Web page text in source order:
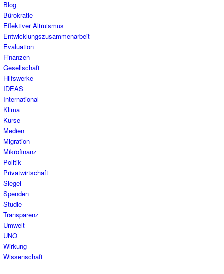
Blog
Bürokratie
Effektiver Altruismus
Entwicklungszusammenarbeit
Evaluation
Finanzen
Gesellschaft
Hilfswerke
IDEAS
International
Klima
Kurse
Medien
Migration
Mikrofinanz
Politik
Privatwirtschaft
Siegel
Spenden
Studie
Transparenz
Umwelt
UNO
Wirkung
Wissenschaft